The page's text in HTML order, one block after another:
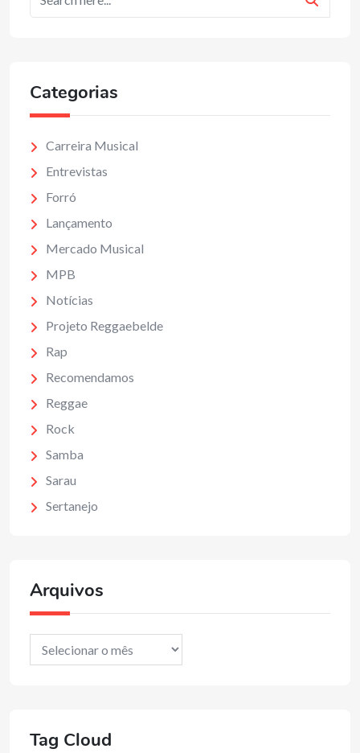
Categorias
Carreira Musical
Entrevistas
Forró
Lançamento
Mercado Musical
MPB
Notícias
Projeto Reggaebelde
Rap
Recomendamos
Reggae
Rock
Samba
Sarau
Sertanejo
Arquivos
Arquivos
Tag Cloud